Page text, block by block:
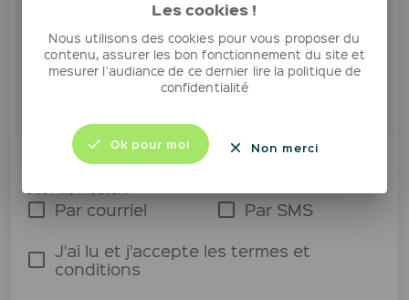
1 Chiffre
Oui, je souhaite recevoir les meilleures offres
Par courriel
Par SMS
J'ai lu et j'accepte les termes et
conditions
Les cookies !
Nous utilisons des cookies pour vous proposer du
contenu, assurer les bon fonctionnement du site et
mesurer l'audiance de ce dernier lire la politique de
confidentialité
Ok pour moi Non merci